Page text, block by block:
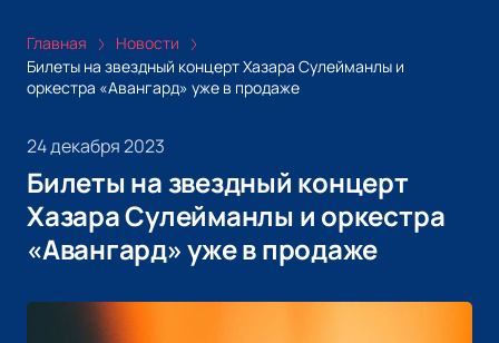
Главная
Новости
Билеты на звездный концерт Хазара Сулейманлы и
оркестра «Авангард» уже в продаже
24 декабря 2023
Билеты на звездный концерт
Хазара Сулейманлы и оркестра
«Авангард» уже в продаже